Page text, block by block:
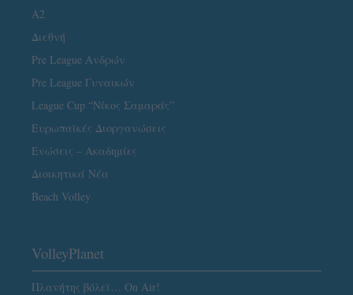
A2
Διεθνή
Pre League Ανδρών
Pre League Γυναικών
League Cup “Νίκος Σαμαράς”
Ευρωπαϊκές Διοργανώσεις
Ενώσεις – Ακαδημίες
Διοικητικά Νέα
Beach Volley
VolleyPlanet
Πλανήτης βόλεϊ… On Air!